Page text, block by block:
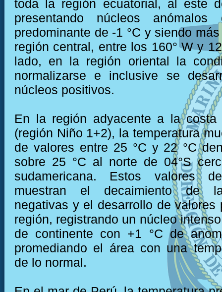
toda la región ecuatorial, al este
presentando núcleos
predominante de -1 °C y siendo
región central, entre los 160° W y
lado, en la región oriental la
normalizarse e inclusive se
núcleos positivos.
En la región adyacente a la costa
(región Niño 1+2), la temperatura
de valores entre 25 °C y 22 °C
sobre 25 °C al norte de 04°S
sudamericana. Estos valores
muestran el decaimiento de
negativas y el desarrollo de valores
región, registrando un núcleo
de continente con +1 °C de
promediando el área con una
de lo normal.